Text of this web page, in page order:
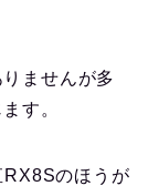
ませんが多
す。
RX8Sのほうが